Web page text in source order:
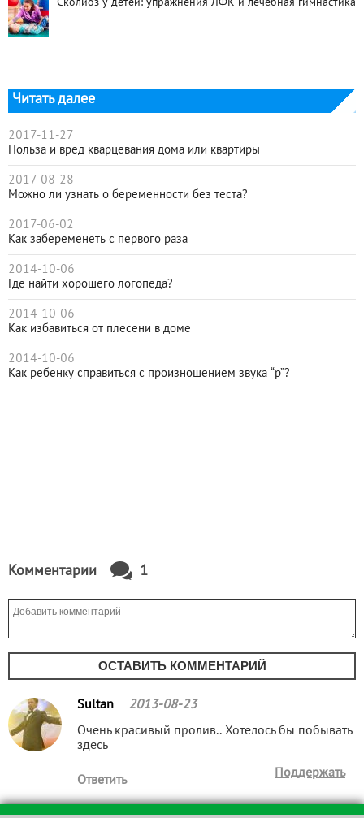
Сколиоз у детей: упражнения ЛФК и лечебная гимнастика
Читать далее
2017-11-27
Польза и вред кварцевания дома или квартиры
2017-08-28
Можно ли узнать о беременности без теста?
2017-06-02
Как забеременеть с первого раза
2014-10-06
Где найти хорошего логопеда?
2014-10-06
Как избавиться от плесени в доме
2014-10-06
Как ребенку справиться с произношением звука “р”?
Комментарии 1
ОСТАВИТЬ КОММЕНТАРИЙ
Sultan 2013-08-23
Очень красивый пролив.. Хотелось бы побывать
здесь
Ответить
Поддержать